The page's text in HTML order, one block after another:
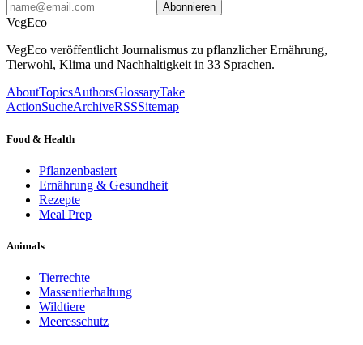
Abonnieren
VegEco
VegEco veröffentlicht Journalismus zu pflanzlicher Ernährung,
Tierwohl, Klima und Nachhaltigkeit in 33 Sprachen.
AboutTopicsAuthorsGlossaryTake
ActionSucheArchiveRSSSitemap
Food & Health
Pflanzenbasiert
Ernährung & Gesundheit
Rezepte
Meal Prep
Animals
Tierrechte
Massentierhaltung
Wildtiere
Meeresschutz